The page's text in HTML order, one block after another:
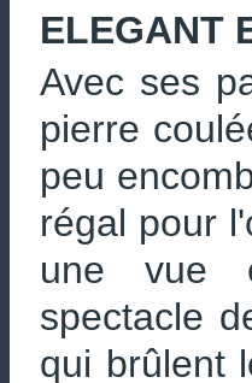
ELEGANT
Avec ses
pierre
peu
régal pour
une vue
spectacle
qui brûlent